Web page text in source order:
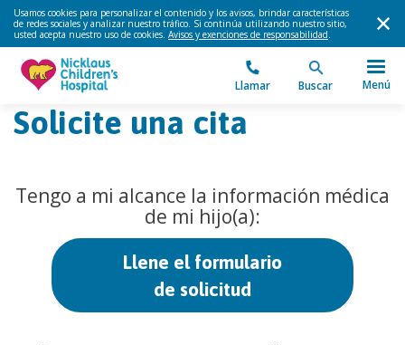
Usamos cookies para personalizar el contenido y los avisos, brindar características
de redes sociales y analizar nuestro tráfico. Si continúa utilizando nuestro sitio,
usted acepta nuestro uso de cookies. Avisos y exenciones de responsabilidad.
Llamar Buscar Menú
Solicite una cita
Tengo a mi alcance la información médica
de mi hijo(a):
Llene el formulario
de solicitud